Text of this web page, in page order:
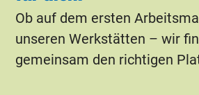
Ob auf dem ersten
unseren Werkstätten – wir
gemeinsam den richtigen